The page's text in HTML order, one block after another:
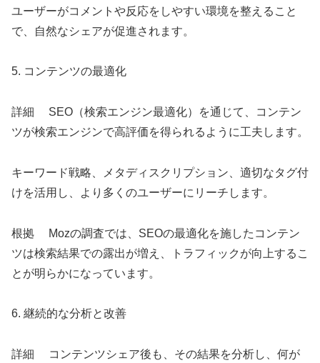
ユーザーがコメントや反応をしやすい環境を整えること
で、自然なシェアが促進されます。
5. コンテンツの最適化
詳細 SEO（検索エンジン最適化）を通じて、コンテン
ツが検索エンジンで高評価を得られるように工夫します。
キーワード戦略、メタディスクリプション、適切なタグ付
けを活用し、より多くのユーザーにリーチします。
根拠 Mozの調査では、SEOの最適化を施したコンテン
ツは検索結果での露出が増え、トラフィックが向上するこ
とが明らかになっています。
6. 継続的な分析と改善
詳細 コンテンツシェア後も、その結果を分析し、何が